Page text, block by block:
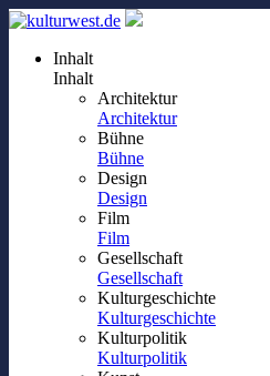
Inhalt
Inhalt
Architektur
Architektur
Bühne
Bühne
Design
Design
Film
Film
Gesellschaft
Gesellschaft
Kulturgeschichte
Kulturgeschichte
Kulturpolitik
Kulturpolitik